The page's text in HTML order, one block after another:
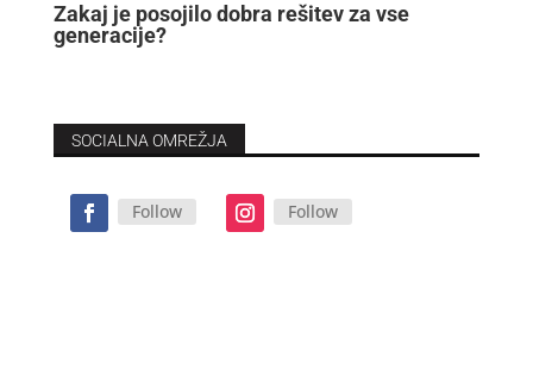
Zakaj je posojilo dobra rešitev za vse
generacije?
SOCIALNA OMREŽJA
Follow Follow